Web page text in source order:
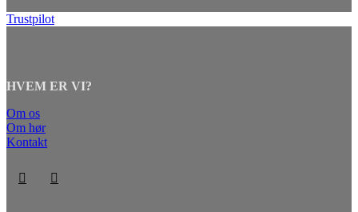
Trustpilot
HVEM ER VI?
Om os
Om hør
Kontakt